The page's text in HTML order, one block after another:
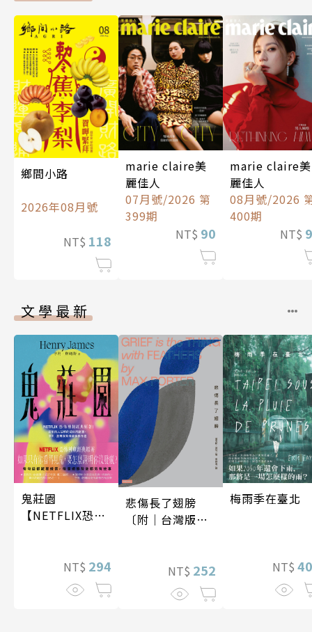
鄉間小路
2026年08月號
NT$ 118
marie claire美
麗佳人
07月號/2026 第
399期
NT$ 90
marie claire美
麗佳人
08月號/2026
400期
NT$
文學最新
鬼莊園
【NETFLIX恐怖
NT$ 294
悲傷長了翅膀
〔附｜台灣版獨
NT$ 252
梅雨季在臺北
NT$